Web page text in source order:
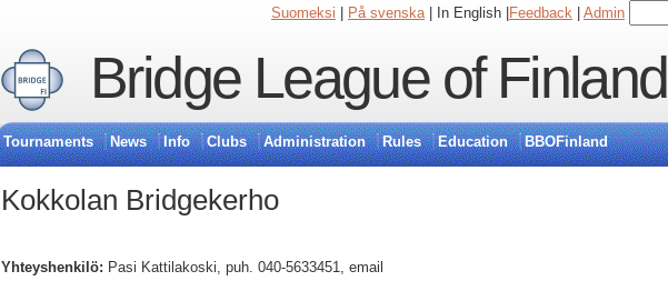
Suomeksi På svenska| In English | Feedback Admin
Bridge League of Finland
Tournaments News Info Clubs Administration Rules Education BBOFinland
Kokkolan Bridgekerho
Yhteyshenkilö: Pasi Kattilakoski, puh. 040-5633451, email